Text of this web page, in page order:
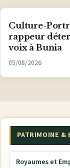
Culture-
rappeur
voix à Bunia
05/08/2026
PATRIMOINE &
Royaumes et